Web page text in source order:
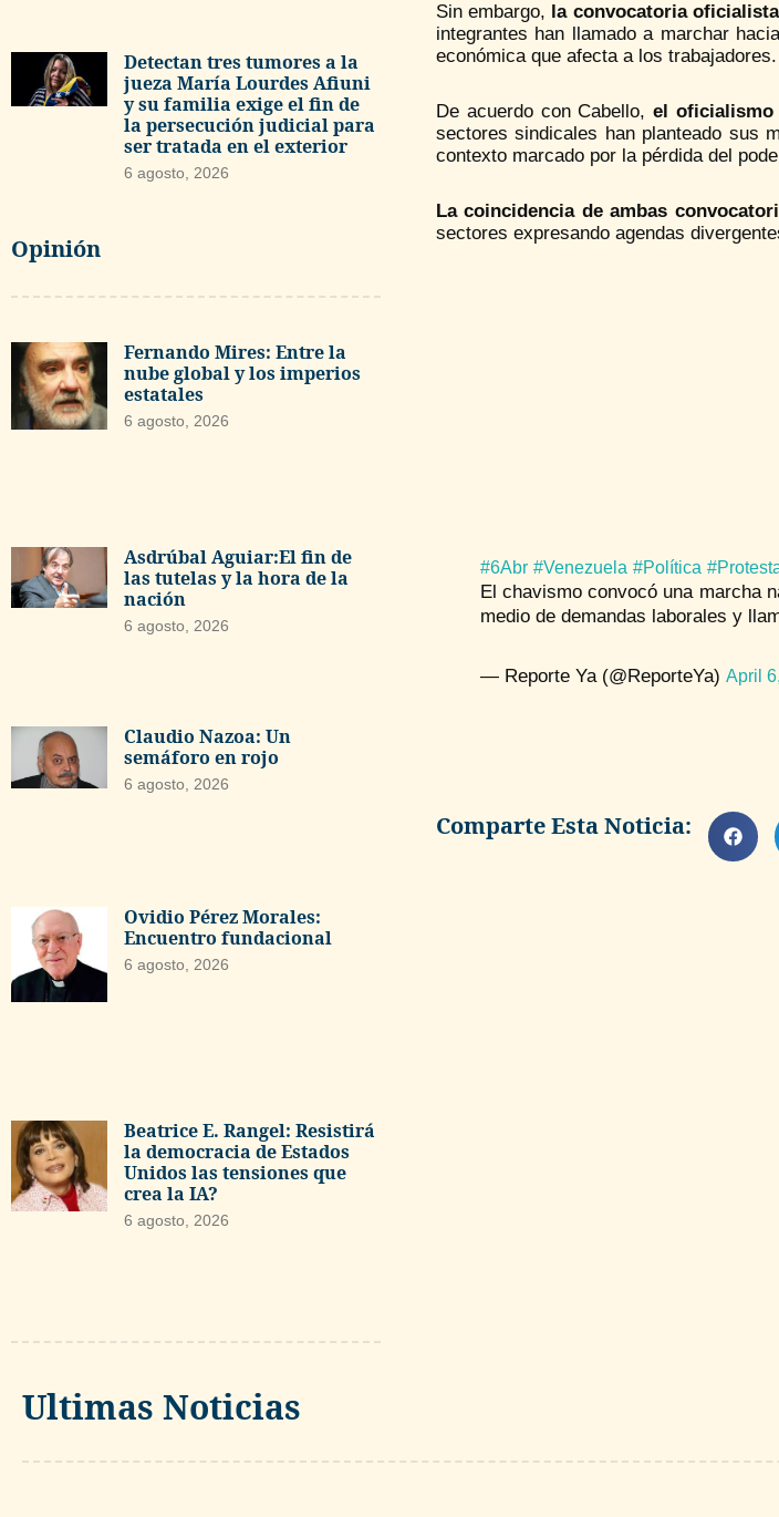
Detectan tres tumores a la
jueza María Lourdes Afiuni
y su familia exige el fin de
la persecución judicial para
ser tratada en el exterior
6 agosto, 2026
Opinión
Fernando Mires: Entre la
nube global y los imperios
estatales
6 agosto, 2026
Asdrúbal Aguiar:El fin de
las tutelas y la hora de la
nación
6 agosto, 2026
Claudio Nazoa: Un
semáforo en rojo
6 agosto, 2026
Ovidio Pérez Morales:
Encuentro fundacional
6 agosto, 2026
Beatrice E. Rangel: Resistirá
la democracia de Estados
Unidos las tensiones que
crea la IA?
6 agosto, 2026
Sin embargo, la convocatoria
integrantes han llamado a marchar
económica que afecta a los trabajadores.
De acuerdo con Cabello,el oficialismo
sectores sindicales han planteado sus
contexto marcado por la pérdida del
La coincidencia de ambas
sectores expresando agendas
#6Abr #Venezuela #Política
El chavismo convocó una marcha
medio de demandas laborales y
— Reporte Ya (@ReporteYa) April
Comparte Esta Noticia:
Ultimas Noticias